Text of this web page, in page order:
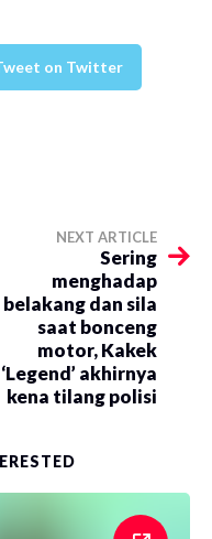
on Twitter
NEXT ARTICLE
Sering
menghadap
belakang dan sila
saat bonceng
motor, Kakek
‘Legend’ akhirnya
kena tilang polisi